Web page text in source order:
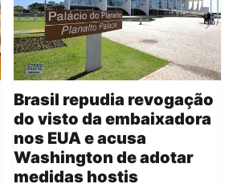
Brasil repudia revogação
do visto da embaixadora
nos EUA e acusa
Washington de adotar
medidas hostis